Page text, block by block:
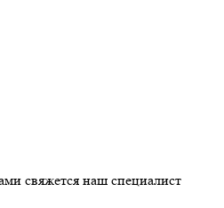
свяжется наш специалист